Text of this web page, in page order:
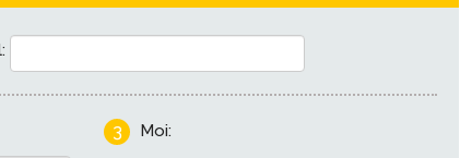
3 Moi: